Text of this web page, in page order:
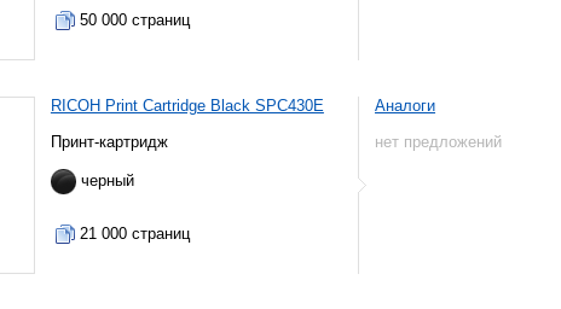
50 000 страниц
RICOH Print Cartridge Black SPC430E
Принт-картридж
черный
21 000 страниц
Аналоги
нет предложений